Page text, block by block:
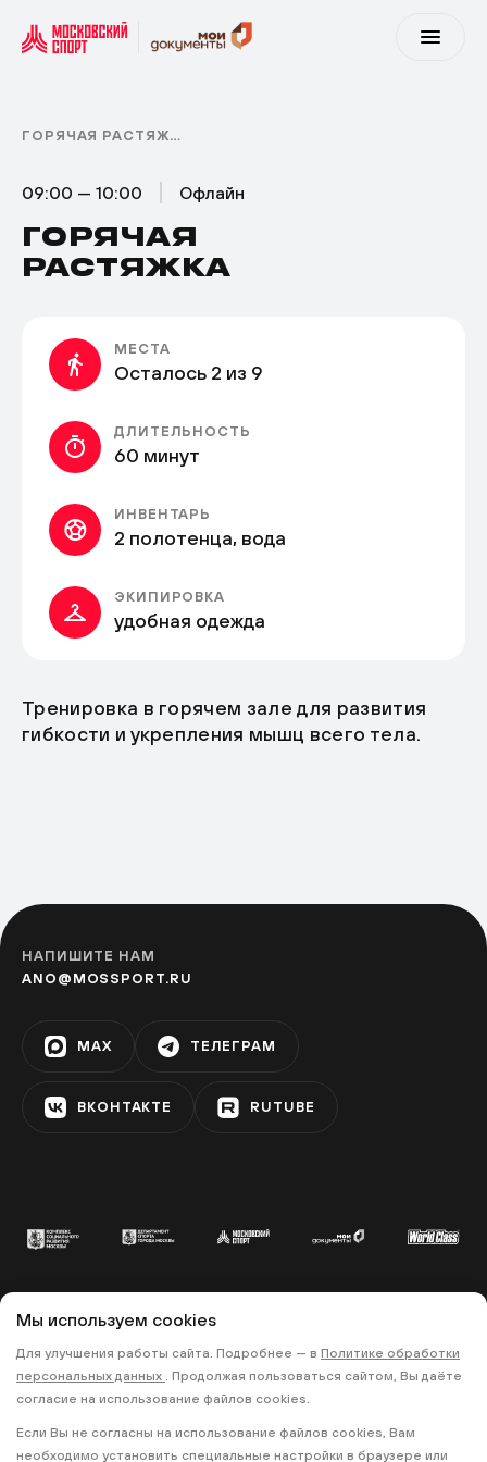
ГОРЯЧАЯ РАСТЯЖКА
09:00 — 10:00 Офлайн
ГОРЯЧАЯ
РАСТЯЖКА
МЕСТА
Осталось 2 из 9
ДЛИТЕЛЬНОСТЬ
60 минут
ИНВЕНТАРЬ
2 полотенца, вода
ЭКИПИРОВКА
удобная одежда
Тренировка в горячем зале для развития
гибкости и укрепления мышц всего тела.
НАПИШИТЕ НАМ
ANO@MOSSPORT.RU
MAX ТЕЛЕГРАМ
ВКОНТАКТЕ RUTUBE
© 2022 «МОСКОВСКИЙ СПОРТ»
• ПОЛИТИКА КОНФИДЕНЦИАЛЬНОСТИ •
ПРАВИЛА ЗАПИСИ НА ТРЕНИРОВКИ
Мы используем cookies
Для улучшения работы сайта. Подробнее — в Политике обработки
персональных данных . Продолжая пользоваться сайтом, Вы даёте
согласие на использование файлов cookies.
Если Вы не согласны на использование файлов cookies, Вам
необходимо установить специальные настройки в браузере или